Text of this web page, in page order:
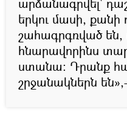
երկու մասի,
շահագրգռված են,
հնարավորինս
ստանա։ Դրանք
շրջանակներն